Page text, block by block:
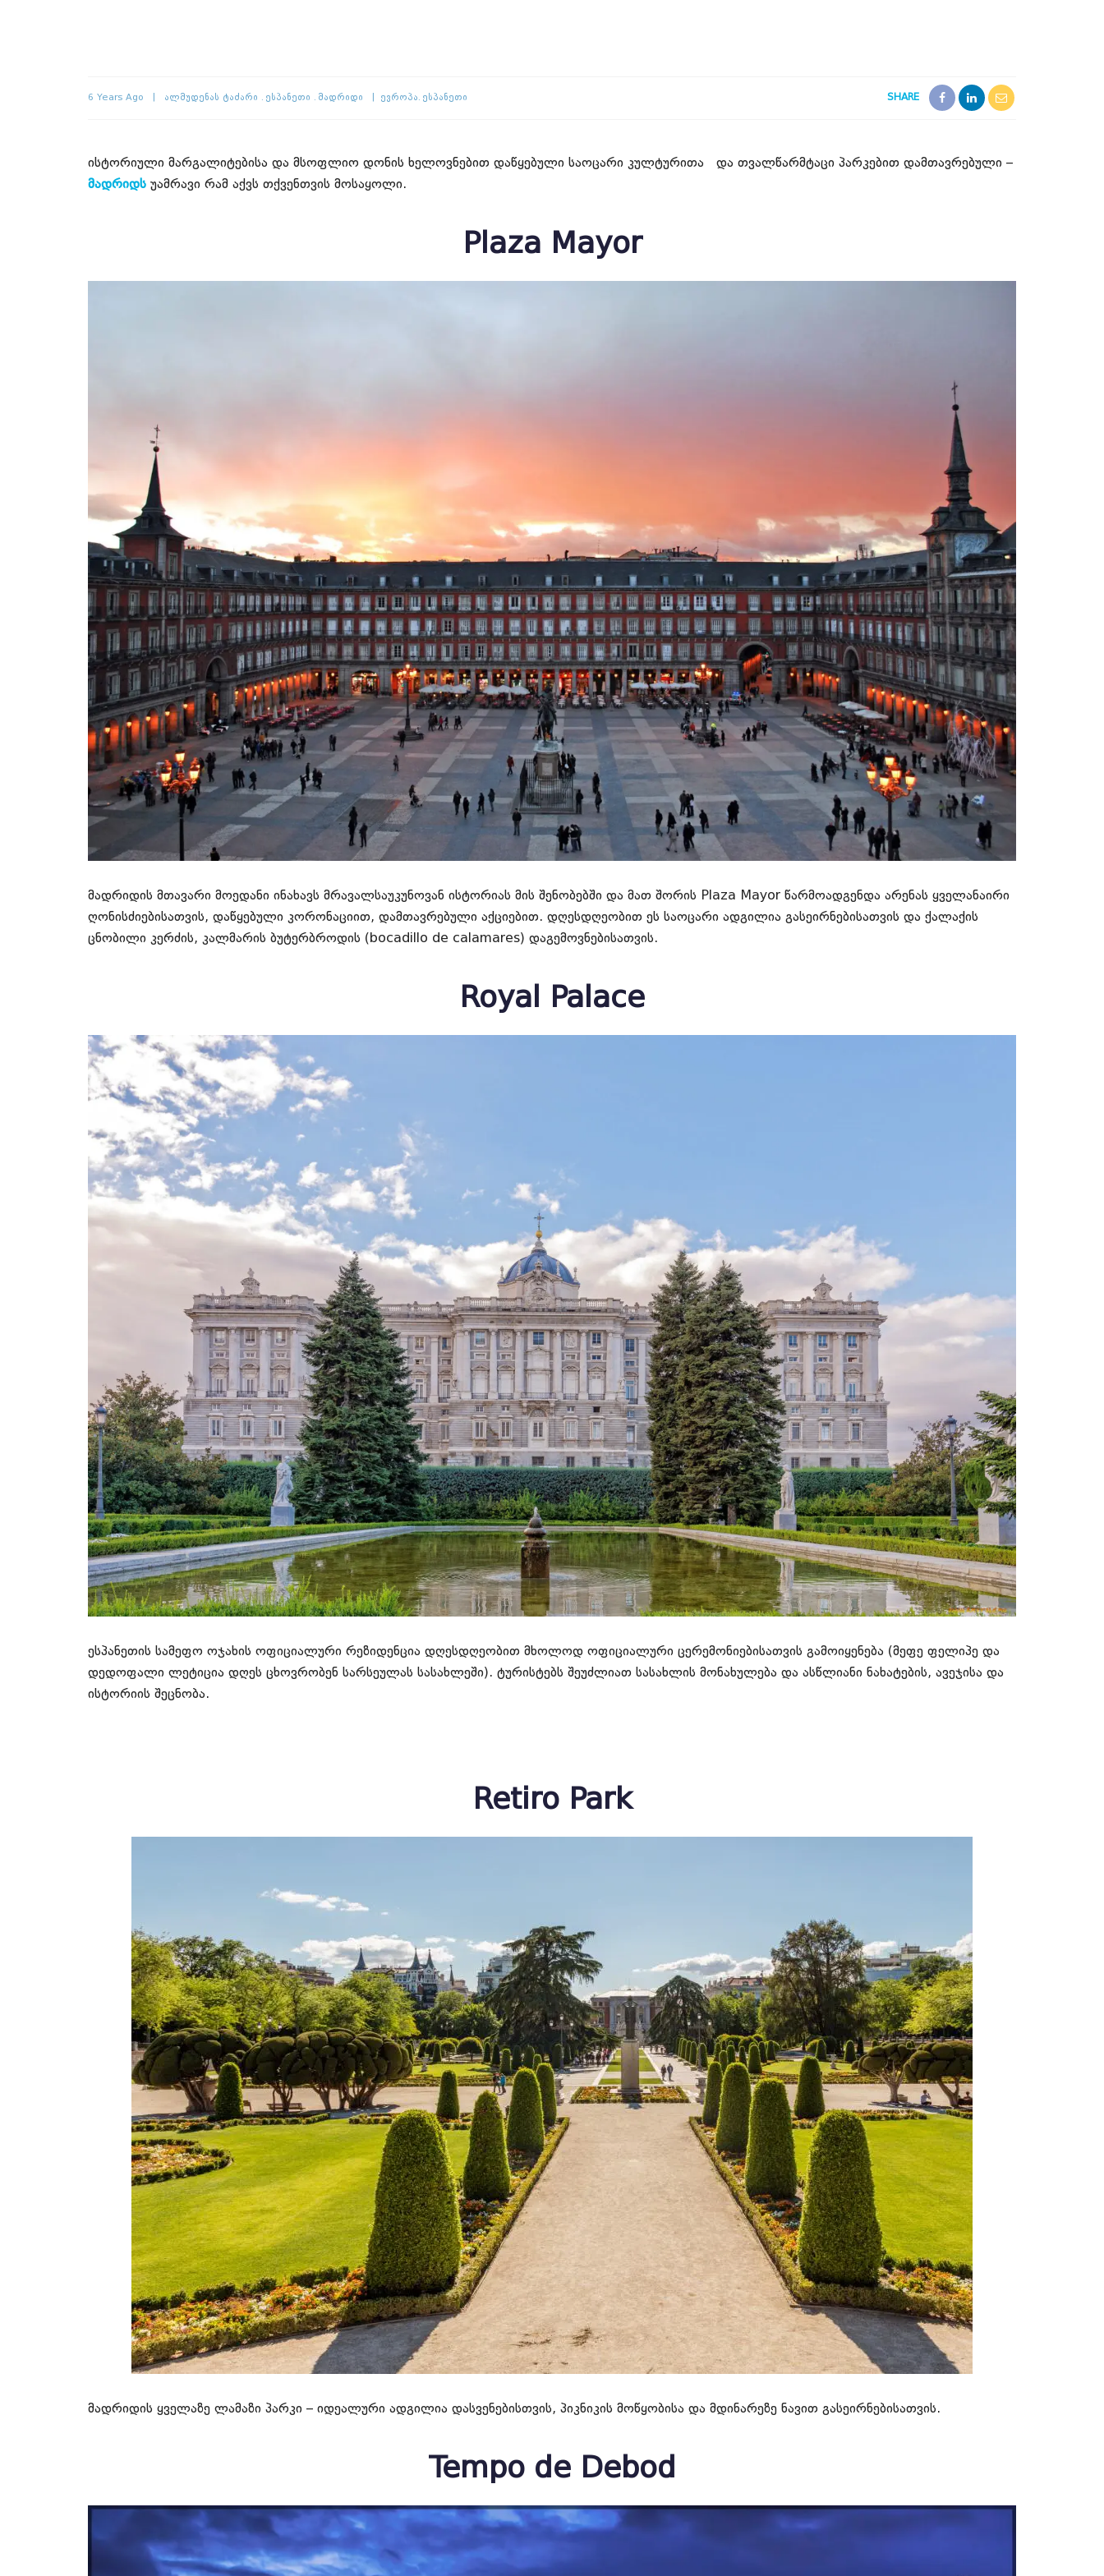
6 Years Ago Ალმუდენას Ტაძარი Ესპანეთი Მადრიდი Ევროპა Ესპანეთი SHARE
ისტორიული მარგალიტებისა და მსოფლიო დონის ხელოვნებით დაწყებული საოცარი კულტურითა და თვალწარმტაცი პარკებით დამთავრებული –
მადრიდს უამრავი რამ აქვს თქვენთვის მოსაყოლი.
Plaza Mayor
მადრიდის მთავარი მოედანი ინახავს მრავალსაუკუნოვან ისტორიას მის შენობებში და მათ შორის Plaza Mayor წარმოადგენდა არენას ყველანაირი
ღონისძიებისათვის, დაწყებული კორონაციით, დამთავრებული აქციებით. დღესდღეობით ეს საოცარი ადგილია გასეირნებისათვის და ქალაქის
ცნობილი კერძის, კალმარის ბუტერბროდის (bocadillo de calamares) დაგემოვნებისათვის.
Royal Palace
ესპანეთის სამეფო ოჯახის ოფიციალური რეზიდენცია დღესდღეობით მხოლოდ ოფიციალური ცერემონიებისათვის გამოიყენება (მეფე ფელიპე და
დედოფალი ლეტიცია დღეს ცხოვრობენ სარსეულას სასახლეში). ტურისტებს შეუძლიათ სასახლის მონახულება და ასწლიანი ნახატების, ავეჯისა და
ისტორიის შეცნობა.
Retiro Park
მადრიდის ყველაზე ლამაზი პარკი – იდეალური ადგილია დასვენებისთვის, პიკნიკის მოწყობისა და მდინარეზე ნავით გასეირნებისათვის.
Tempo de Debod